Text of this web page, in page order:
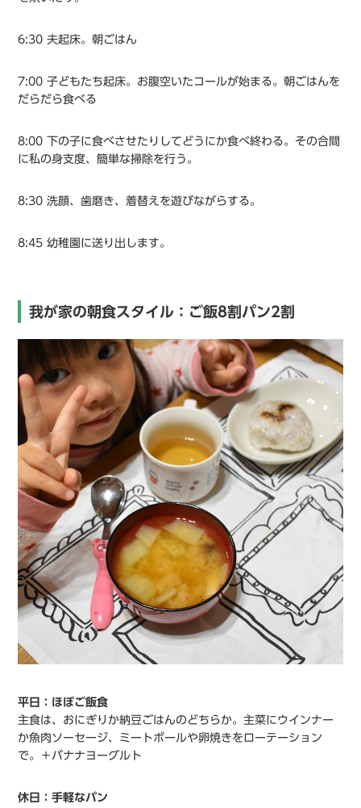
6:30 夫起床。朝ごはん
7:00 子どもたち起床。お腹空いたコールが始まる。朝ごはんを
だらだら食べる
8:00 下の子に食べさせたりしてどうにか食べ終わる。その合間
に私の身支度、簡単な掃除を行う。
8:30 洗顔、歯磨き、着替えを遊びながらする。
8:45 幼稚園に送り出します。
我が家の朝食スタイル：ご飯8割パン2割
平日：ほぼご飯食
主食は、おにぎりか納豆ごはんのどちらか。主菜にウインナー
か魚肉ソーセージ、ミートボールや卵焼きをローテーション
で。＋バナナヨーグルト
休日：手軽なパン